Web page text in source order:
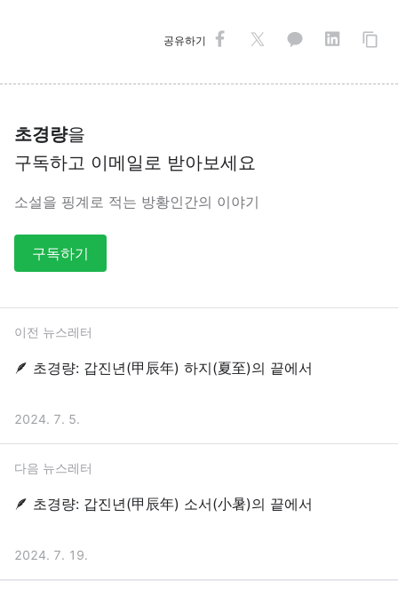
공유하기
초경량을
구독하고 이메일로 받아보세요
소설을 핑계로 적는 방황인간의 이야기
구독하기
이전 뉴스레터
🪶 초경량: 갑진년(甲辰年) 하지(夏至)의 끝에서
2024. 7. 5.
다음 뉴스레터
🪶 초경량: 갑진년(甲辰年) 소서(小暑)의 끝에서
2024. 7. 19.